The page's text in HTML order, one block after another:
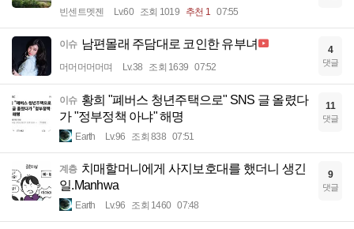
빈센트멧젠 Lv.60 조회 1019 추천 1 07:55
이슈 남편몰래 주담대로 코인한 유부녀
머머머머머며 Lv.38 조회 1639 07:52
4
댓글
이슈 황희 "폐버스 청년주택으로" SNS 글 올렸다
가 "정부정책 아냐" 해명
Earth Lv.96 조회 838 07:51
11
댓글
계층 치매할머니에게 사지보호대를 했더니 생긴
일.Manhwa
Earth Lv.96 조회 1460 07:48
9
댓글